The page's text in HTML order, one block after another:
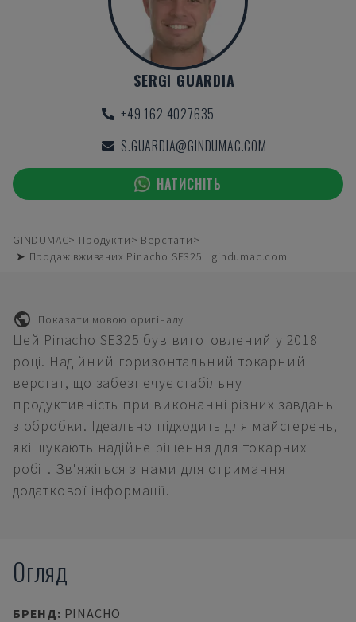
SERGI GUARDIA
+49 162 4027635
S.GUARDIA@GINDUMAC.COM
НАТИСНІТЬ
GINDUMAC Продукти
Верстати
➤ Продаж вживаних Pinacho SE325 | gindumac.com
Показати мовою оригіналу
Цей Pinacho SE325 був виготовлений у 2018
році. Надійний горизонтальний токарний
верстат, що забезпечує стабільну
продуктивність при виконанні різних завдань
з обробки. Ідеально підходить для майстерень,
які шукають надійне рішення для токарних
робіт. Зв'яжіться з нами для отримання
додаткової інформації.
Огляд
БРЕНД: PINACHO